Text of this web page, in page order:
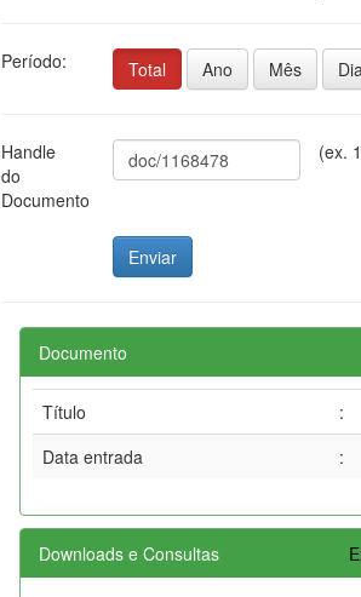
Período: Total Ano Mês Dia
Handle
do
Documento
(ex.
Documento
Título :
Data entrada
:
Downloads e Consultas